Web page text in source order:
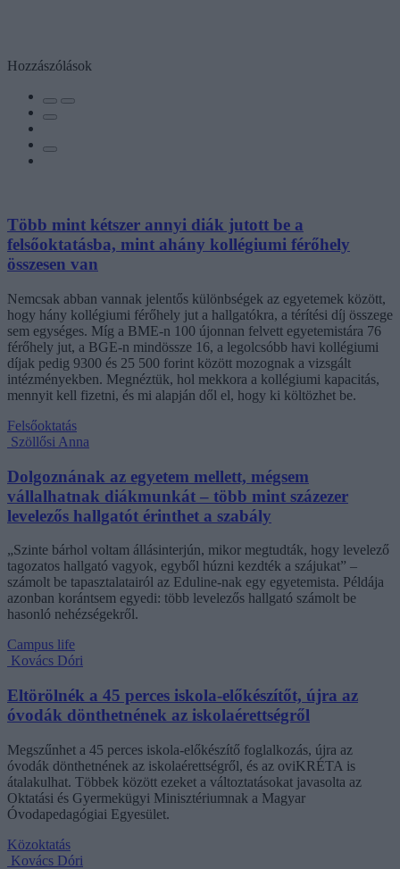
Hozzászólások
Több mint kétszer annyi diák jutott be a
felsőoktatásba, mint ahány kollégiumi férőhely
összesen van
Nemcsak abban vannak jelentős különbségek az egyetemek között,
hogy hány kollégiumi férőhely jut a hallgatókra, a térítési díj összege
sem egységes. Míg a BME-n 100 újonnan felvett egyetemistára 76
férőhely jut, a BGE-n mindössze 16, a legolcsóbb havi kollégiumi
díjak pedig 9300 és 25 500 forint között mozognak a vizsgált
intézményekben. Megnéztük, hol mekkora a kollégiumi kapacitás,
mennyit kell fizetni, és mi alapján dől el, hogy ki költözhet be.
Felsőoktatás
Szöllősi Anna
Dolgoznának az egyetem mellett, mégsem
vállalhatnak diákmunkát – több mint százezer
levelezős hallgatót érinthet a szabály
„Szinte bárhol voltam állásinterjún, mikor megtudták, hogy levelező
tagozatos hallgató vagyok, egyből húzni kezdték a szájukat” –
számolt be tapasztalatairól az Eduline-nak egy egyetemista. Példája
azonban korántsem egyedi: több levelezős hallgató számolt be
hasonló nehézségekről.
Campus life
Kovács Dóri
Eltörölnék a 45 perces iskola-előkészítőt, újra az
óvodák dönthetnének az iskolaérettségről
Megszűnhet a 45 perces iskola-előkészítő foglalkozás, újra az
óvodák dönthetnének az iskolaérettségről, és az oviKRÉTA is
átalakulhat. Többek között ezeket a változtatásokat javasolta az
Oktatási és Gyermekügyi Minisztériumnak a Magyar
Óvodapedagógiai Egyesület.
Közoktatás
Kovács Dóri